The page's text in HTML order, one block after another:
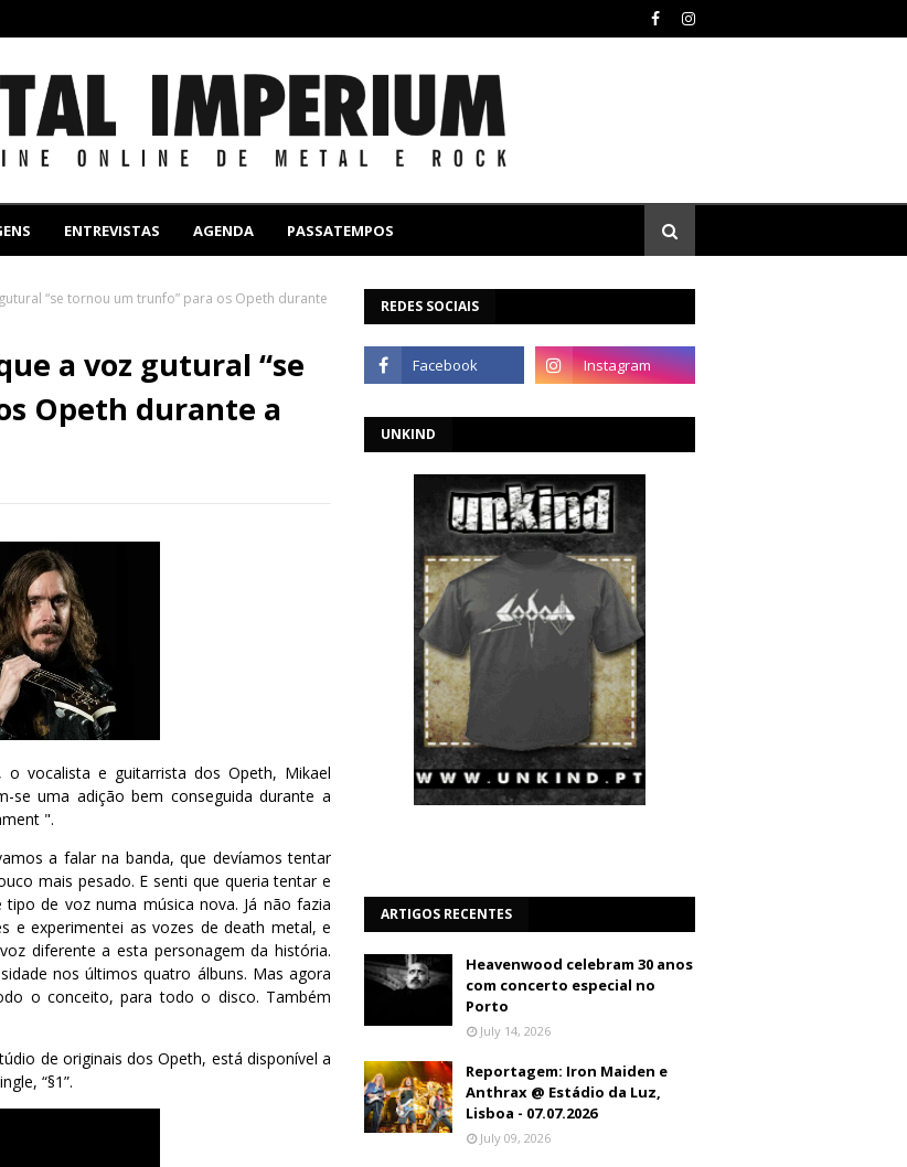
ENTREVISTAS AGENDA PASSATEMPOS
“se tornou um trunfo” para os Opeth durante
a voz gutural “se
Opeth durante a
vocalista e guitarrista dos Opeth, Mikael
se uma adição bem conseguida durante a
".
a falar na banda, que devíamos tentar
mais pesado. E senti que queria tentar e
de voz numa música nova. Já não fazia
e experimentei as vozes de death metal, e
diferente a esta personagem da história.
nos últimos quatro álbuns. Mas agora
o conceito, para todo o disco. Também
de originais dos Opeth, está disponível a
“§1”.
REDES SOCIAIS
UNKIND
ARTIGOS RECENTES
Heavenwood celebram 30 anos
com concerto especial no
Porto
July 14, 2026
Reportagem: Iron Maiden e
Anthrax @ Estádio da Luz,
Lisboa - 07.07.2026
July 09, 2026